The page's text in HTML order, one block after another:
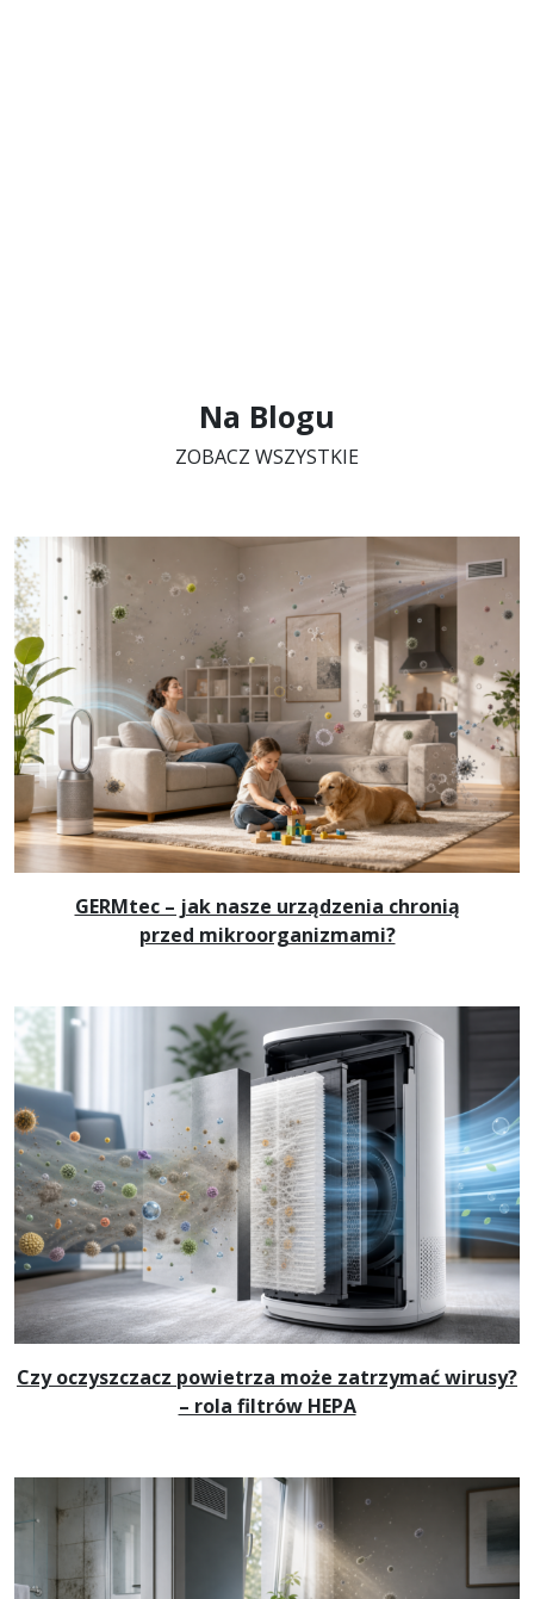
Na Blogu
ZOBACZ WSZYSTKIE
GERMtec – jak nasze urządzenia chronią
przed mikroorganizmami?
Czy oczyszczacz powietrza może zatrzymać wirusy?
– rola filtrów HEPA